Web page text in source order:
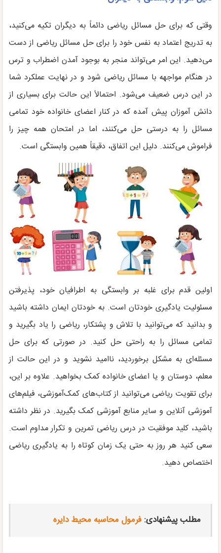
وقتی که برای حل مسائل ریاضی دائماً به دیگران تکیه می‌کنید،
به تدریج اعتماد به نفس خود را برای حل مسائل ریاضی از دست
می‌دهید. این امر می‌تواند منجر به بوجود آمدن اضطراب و ترس
در هنگام مواجهه با مسائل ریاضی شود و در نهایت عملکرد شما
در این درس ضعیف می‌شود. احتمالاً این حالت برای بسیاری از
دانش آموزان پیش آمده که در کنار اعضای خانواده خود تمامی
مسائل را به درستی حل می‌کنند، اما در امتحان همه چیز را
فراموش می‌کنند. دلیل این اتفاق، دقیقاً همین وابستگی است.
اولین قدم برای غلبه بر وابستگی به اطرافیان خود، پذیرفتن
مسئولیت یادگیری خودتان است. به خودتان ایمان داشته باشید
و بدانید که می‌توانید با تلاش و پشتکار، ریاضی را یاد بگیرید و
تمامی مسائل را به راحتی حل کنید. در صورتی که برای حل
مسئله‌ای به مشکل برخوردید، ناامید نشوید و در این حالت از
معلم، دوستان و یا اعضای خانواده کمک بخواهید. علاوه بر این،
برای تقویت ریاضی می‌توانید از کتاب‌های کمک‌آموزشی، فیلم‌های
آموزشی آنلاین و سایر منابع آموزشی کمک بگیرید. در نظر داشته
باشید، کلید موفقیت در درس ریاضی تمرین و تکرار مداوم است.
سعی کنید هر روز به حتی یک زمان کوتاه را به یادگیری ریاضی
اختصاص دهید.
مطلب پیشنهادی: فرمول محاسبه محیط دایره